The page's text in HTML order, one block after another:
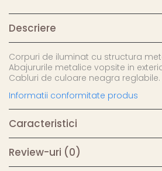
Descriere
Corpuri de iluminat cu structura
Abajururile metalice vopsite in
Cabluri de culoare neagra reglabile.
Informatii conformitate produs
Caracteristici
Review-uri (0)